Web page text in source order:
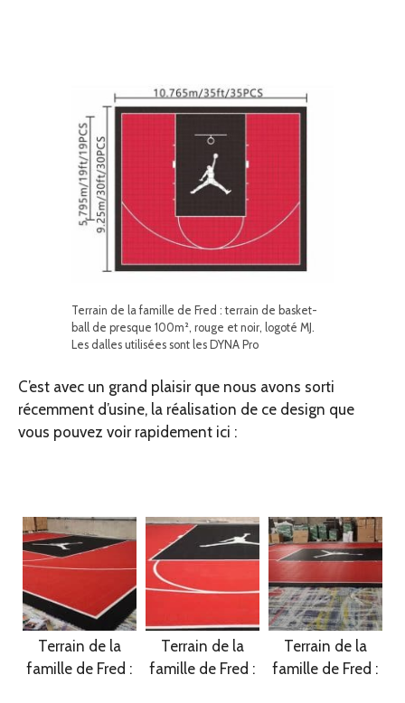
Terrain de la famille de Fred : terrain de basket-
ball de presque 100m², rouge et noir, logoté MJ.
Les dalles utilisées sont les DYNA Pro
C’est avec un grand plaisir que nous avons sorti
récemment d’usine, la réalisation de ce design que
vous pouvez voir rapidement ici :
Terrain de la
famille de Fred :
Terrain de la
famille de Fred :
Terrain de la
famille de Fred :